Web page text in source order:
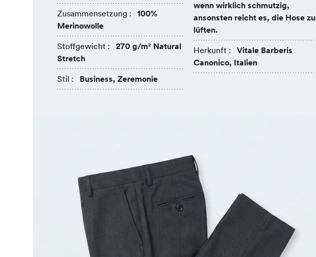
Zusammensetzung :
100%
Merinowolle
Stoffgewicht :
270 g/m² Natural
Stretch
Stil : Business, Zeremonie
wenn wirklich schmutzig,
ansonsten reicht es, die Hose zu
lüften.
Herkunft :
Vitale Barberis
Canonico, Italien